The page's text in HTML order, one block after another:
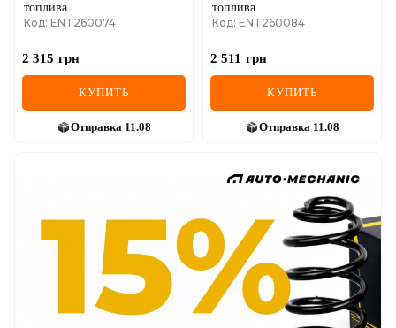
топлива
Код: ENT260074
2 315 грн
КУПИТЬ
Отправка 11.08
топлива
Код: ENT260084
2 511 грн
КУПИТЬ
Отправка 11.08